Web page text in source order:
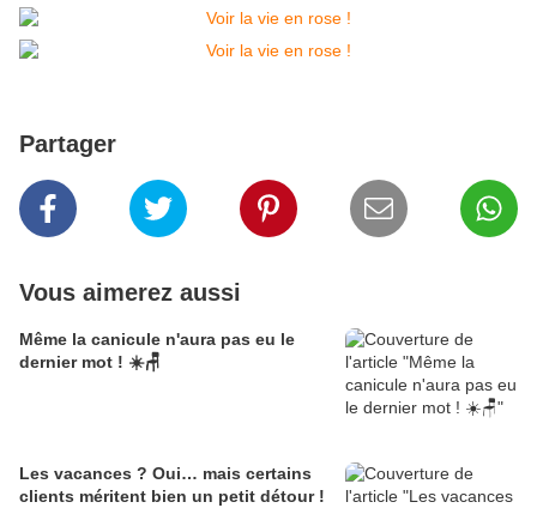
Partager
Vous aimerez aussi
Même la canicule n'aura pas eu le
dernier mot ! ☀️🪑
Les vacances ? Oui… mais certains
clients méritent bien un petit détour !